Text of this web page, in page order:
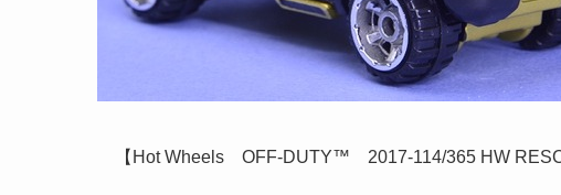
【Hot Wheels OFF-DUTY™ 2017‐114/365 HW